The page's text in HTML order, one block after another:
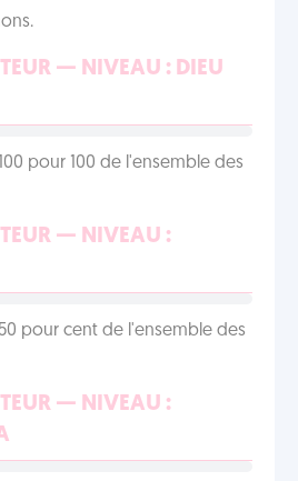
— NIVEAU : DIEU
pour 100 de l'ensemble des
— NIVEAU :
pour cent de l'ensemble des
— NIVEAU :